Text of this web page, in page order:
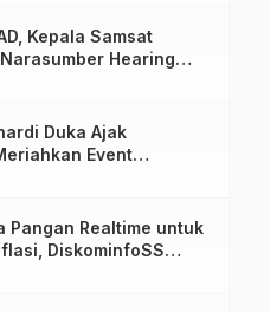
Kepala Samsat
Hearing
Ketua I DPRD Sulbar
Duka Ajak
Event
2026
Pangan Realtime untuk
DiskominfoSS
Sistem SAPEDA